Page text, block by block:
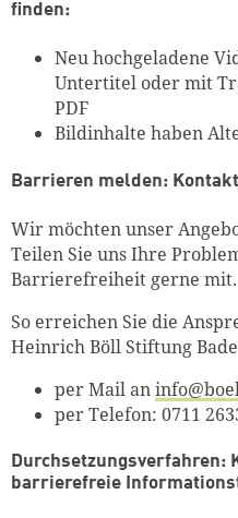
finden:
Neu hochgeladene
Untertitel oder mit
PDF
Bildinhalte haben
Barrieren melden:
Wir möchten unser
Teilen Sie uns Ihre
Barrierefreiheit gerne mit.
So erreichen Sie die
Heinrich Böll Stiftung
per Mail an
per Telefon: 0711
barrierefreie